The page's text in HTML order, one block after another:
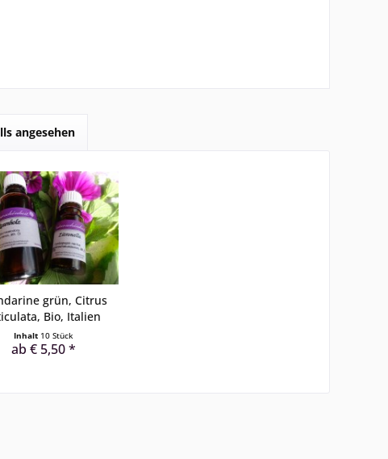
angesehen
grün, Citrus
Bio, Italien
Inhalt 10 Stück
ab € 5,50 *